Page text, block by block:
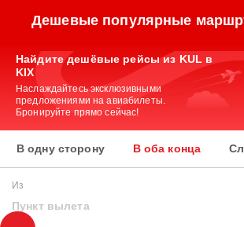
Дешевые популярные
Найдите дешёвые рейсы из KUL в
KIX
Наслаждайтесь эксклюзивными
предложениями на авиабилеты.
Бронируйте прямо сейчас!
В одну сторону В оба конца
Из
Пункт вылета